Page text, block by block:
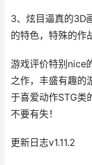
3、炫目逼真的3D
的特色，特殊的作
游戏评价特别nice
之作，丰盛有趣的
于喜爱动作STG类
不要有失！
更新日志v1.11.2